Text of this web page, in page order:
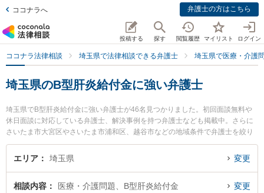
ココナラへ 弁護士の方はこちら
投稿する 探す 閲覧履歴 マイリスト ログイン
ココナラ法律相談 埼玉県で法律相談できる弁護士 埼玉県で医療・介護
埼玉県のB型肝炎給付金に強い弁護士
埼玉県でB型肝炎給付金に強い弁護士が46名見つかりました。初回面談無料や
休日面談に対応している弁護士、解決事例を持つ弁護士なども掲載中。さらに
さいたま市大宮区やさいたま市浦和区、越谷市などの地域条件で弁護士を絞り
込めます。医療・介護問題に関係する歯科治療ミスや美容整形のトラブル、産
婦人科の訴訟等の細かな分野での絞り込み検索もでき便利です。特に弁護士法
情報や弁護士費用、強みなどが注目されています。『埼玉県で土日や夜間に発
エリア 埼玉県 変更
相談内容 医療・介護問題、B型肝炎給付金 変更